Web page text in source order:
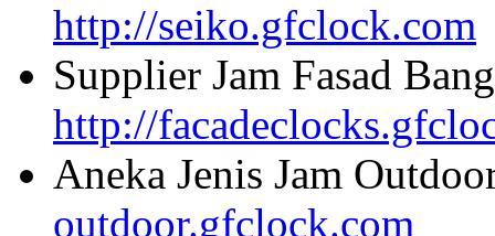
http://seiko.gfclock.com
Supplier Jam Fasad
http://
Aneka Jenis Jam
outdoor.gfclock.com